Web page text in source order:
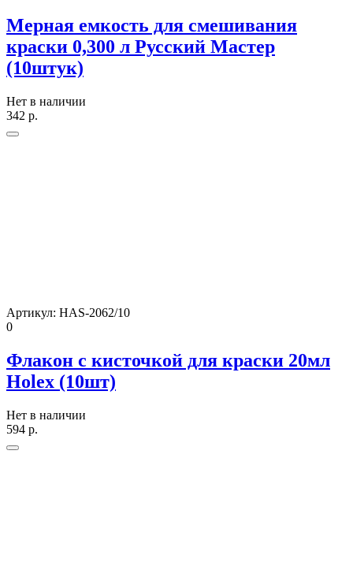
Мерная емкость для смешивания
краски 0,300 л Русский Мастер
(10штук)
Нет в наличии
342 р.
Артикул: HAS-2062/10
0
Флакон с кисточкой для краски 20мл
Holex (10шт)
Нет в наличии
594 р.